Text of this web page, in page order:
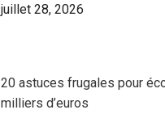
juillet 28, 2026
20 astuces frugales pour
milliers d’euros